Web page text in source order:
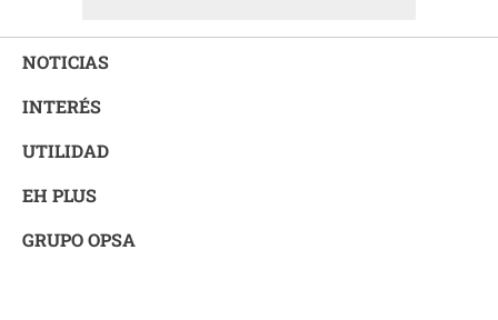
NOTICIAS
INTERÉS
UTILIDAD
EH PLUS
GRUPO OPSA